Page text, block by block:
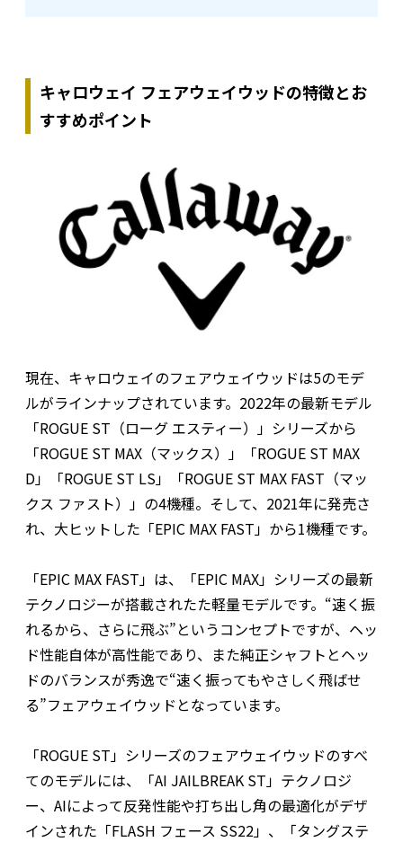
キャロウェイ フェアウェイウッドの特徴とお
すすめポイント
現在、キャロウェイのフェアウェイウッドは5のモデ
ルがラインナップされています。2022年の最新モデル
「ROGUE ST（ローグ エスティー）」シリーズから
「ROGUE ST MAX（マックス）」「ROGUE ST MAX
D」「ROGUE ST LS」「ROGUE ST MAX FAST（マッ
クス ファスト）」の4機種。そして、2021年に発売さ
れ、大ヒットした「EPIC MAX FAST」から1機種です。
「EPIC MAX FAST」は、「EPIC MAX」シリーズの最新
テクノロジーが搭載されたた軽量モデルです。“速く振
れるから、さらに飛ぶ”というコンセプトですが、ヘッ
ド性能自体が高性能であり、また純正シャフトとヘッ
ドのバランスが秀逸で“速く振ってもやさしく飛ばせ
る”フェアウェイウッドとなっています。
「ROGUE ST」シリーズのフェアウェイウッドのすべ
てのモデルには、「AI JAILBREAK ST」テクノロジ
ー、AIによって反発性能や打ち出し角の最適化がデザ
インされた「FLASH フェース SS22」、「タングステ